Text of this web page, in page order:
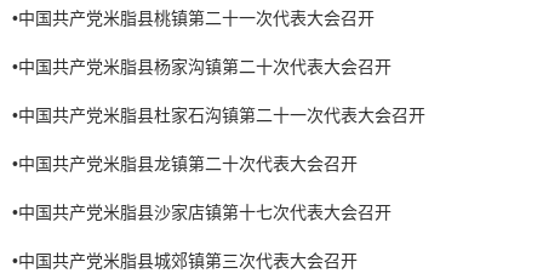
•中国共产党米脂县桃镇第二十一次代表大会召开
•中国共产党米脂县杨家沟镇第二十次代表大会召开
•中国共产党米脂县杜家石沟镇第二十一次代表大会召开
•中国共产党米脂县龙镇第二十次代表大会召开
•中国共产党米脂县沙家店镇第十七次代表大会召开
•中国共产党米脂县城郊镇第三次代表大会召开